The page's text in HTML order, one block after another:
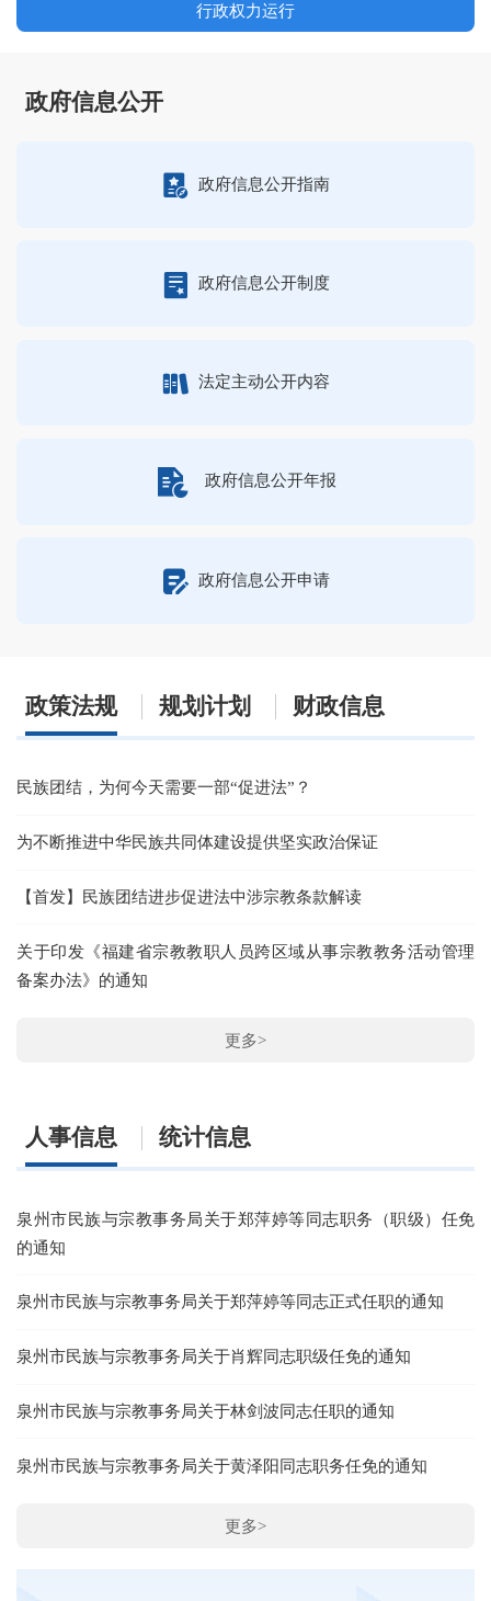
行政权力运行
政府信息公开
政府信息公开指南
政府信息公开制度
法定主动公开内容
政府信息公开年报
政府信息公开申请
政策法规 规划计划 财政信息
民族团结，为何今天需要一部“促进法”？
为不断推进中华民族共同体建设提供坚实政治保证
【首发】民族团结进步促进法中涉宗教条款解读
关于印发《福建省宗教教职人员跨区域从事宗教教务活动管理
备案办法》的通知
更多>
人事信息 统计信息
泉州市民族与宗教事务局关于郑萍婷等同志职务（职级）任免
的通知
泉州市民族与宗教事务局关于郑萍婷等同志正式任职的通知
泉州市民族与宗教事务局关于肖辉同志职级任免的通知
泉州市民族与宗教事务局关于林剑波同志任职的通知
泉州市民族与宗教事务局关于黄泽阳同志职务任免的通知
更多>